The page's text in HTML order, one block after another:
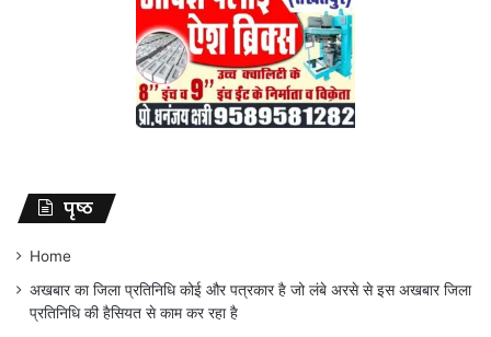
पृष्ठ
Home
अखबार का जिला प्रतिनिधि कोई और पत्रकार है जो लंबे अरसे से इस अखबार जिला
प्रतिनिधि की हैसियत से काम कर रहा है